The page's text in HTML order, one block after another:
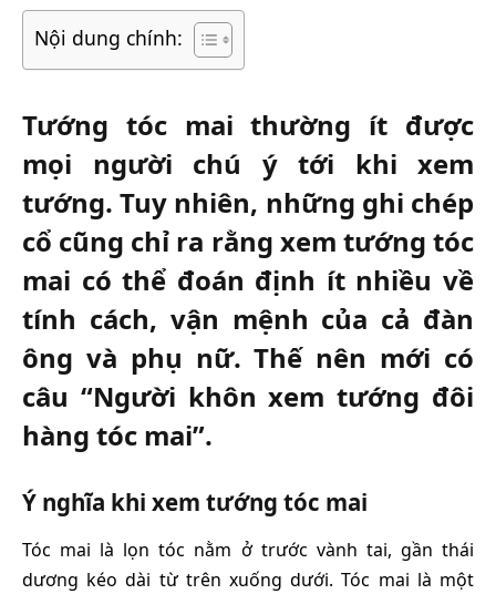
Nội dung chính:
Tướng tóc mai thường ít được
mọi người chú ý tới khi xem
tướng. Tuy nhiên, những ghi chép
cổ cũng chỉ ra rằng xem tướng tóc
mai có thể đoán định ít nhiều về
tính cách, vận mệnh của cả đàn
ông và phụ nữ. Thế nên mới có
câu “Người khôn xem tướng đôi
hàng tóc mai”.
Ý nghĩa khi xem tướng tóc mai
Tóc mai là lọn tóc nằm ở trước vành tai, gần thái
dương kéo dài từ trên xuống dưới. Tóc mai là một